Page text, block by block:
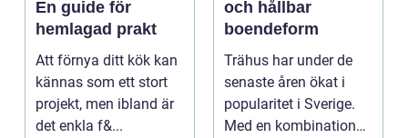
En guide för
hemlagad prakt
Att förnya ditt kök kan
kännas som ett stort
projekt, men ibland är
det enkla f&...
och hållbar
boendeform
Trähus har under de
senaste åren ökat i
popularitet i Sverige.
Med en kombination